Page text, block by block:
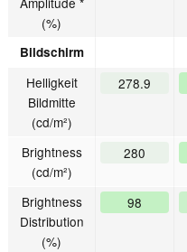
(%)
Bildschirm
Helligkeit
Bildmitte
(cd/m²)
278.9
Brightness
(cd/m²)
280
Brightness
Distribution
(%)
98